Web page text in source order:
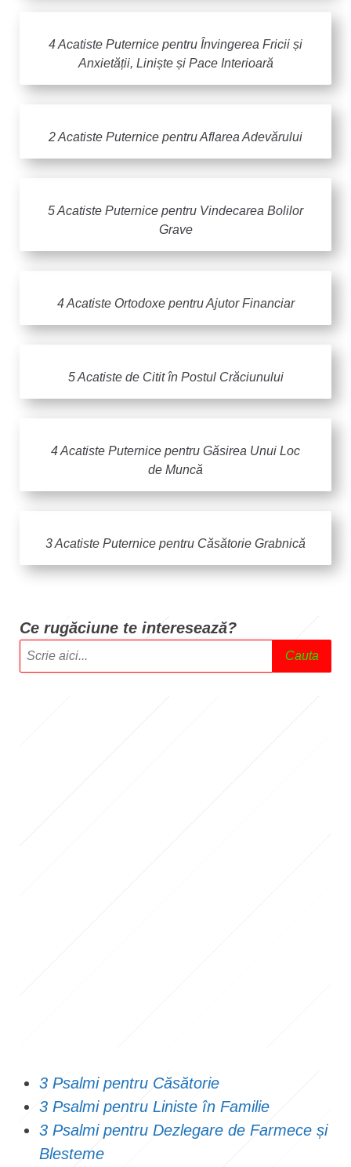
4 Acatiste Puternice pentru Învingerea Fricii și
Anxietății, Liniște și Pace Interioară
2 Acatiste Puternice pentru Aflarea Adevărului
5 Acatiste Puternice pentru Vindecarea Bolilor
Grave
4 Acatiste Ortodoxe pentru Ajutor Financiar
5 Acatiste de Citit în Postul Crăciunului
4 Acatiste Puternice pentru Găsirea Unui Loc
de Muncă
3 Acatiste Puternice pentru Căsătorie Grabnică
Ce rugăciune te interesează?
Cauta
3 Psalmi pentru Căsătorie
3 Psalmi pentru Liniste în Familie
3 Psalmi pentru Dezlegare de Farmece și
Blesteme